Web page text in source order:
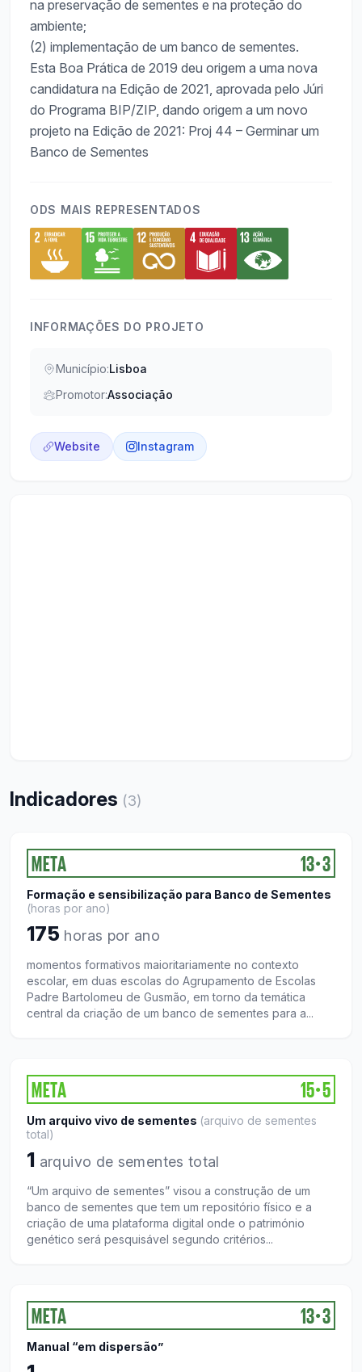
na preservação de sementes e na proteção do
ambiente;
(2) implementação de um banco de sementes.
Esta Boa Prática de 2019 deu origem a uma nova
candidatura na Edição de 2021, aprovada pelo Júri
do Programa BIP/ZIP, dando origem a um novo
projeto na Edição de 2021: Proj 44 – Germinar um
Banco de Sementes
ODS MAIS REPRESENTADOS
INFORMAÇÕES DO PROJETO
Município:Lisboa
Promotor:Associação
Website Instagram
Indicadores (3)
META 13●3
Formação e sensibilização para Banco de Sementes
(horas por ano)
175 horas por ano
momentos formativos maioritariamente no contexto
escolar, em duas escolas do Agrupamento de Escolas
Padre Bartolomeu de Gusmão, em torno da temática
central da criação de um banco de sementes para a...
META 15●5
Um arquivo vivo de sementes (arquivo de sementes
total)
1 arquivo de sementes total
“Um arquivo de sementes” visou a construção de um
banco de sementes que tem um repositório físico e a
criação de uma plataforma digital onde o património
genético será pesquisável segundo critérios...
META 13●3
Manual “em dispersão”